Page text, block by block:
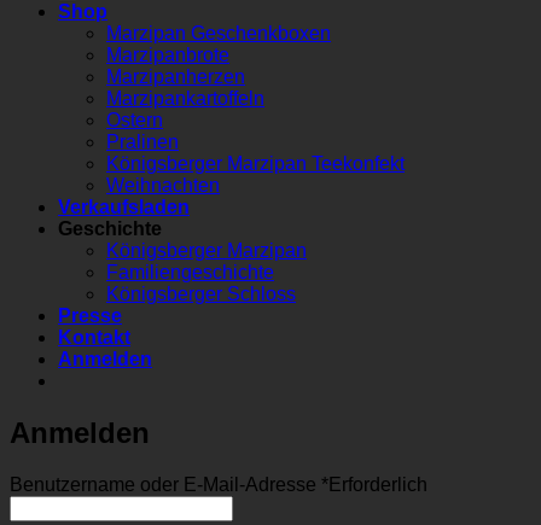
Shop
Marzipan Geschenkboxen
Marzipanbrote
Marzipanherzen
Marzipankartoffeln
Ostern
Pralinen
Königsberger Marzipan Teekonfekt
Weihnachten
Verkaufsladen
Geschichte
Königsberger Marzipan
Familiengeschichte
Königsberger Schloss
Presse
Kontakt
Anmelden
Anmelden
Benutzername oder E-Mail-Adresse *Erforderlich